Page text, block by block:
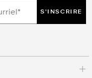
S'INSCRIRE